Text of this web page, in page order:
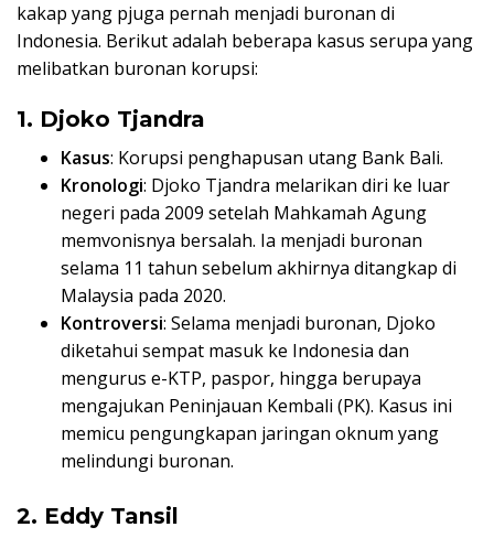
kakap yang pjuga pernah menjadi buronan di
Indonesia. Berikut adalah beberapa kasus serupa yang
melibatkan buronan korupsi:
1. Djoko Tjandra
Kasus: Korupsi penghapusan utang Bank Bali.
Kronologi: Djoko Tjandra melarikan diri ke luar
negeri pada 2009 setelah Mahkamah Agung
memvonisnya bersalah. Ia menjadi buronan
selama 11 tahun sebelum akhirnya ditangkap di
Malaysia pada 2020.
Kontroversi: Selama menjadi buronan, Djoko
diketahui sempat masuk ke Indonesia dan
mengurus e-KTP, paspor, hingga berupaya
mengajukan Peninjauan Kembali (PK). Kasus ini
memicu pengungkapan jaringan oknum yang
melindungi buronan.
2. Eddy Tansil